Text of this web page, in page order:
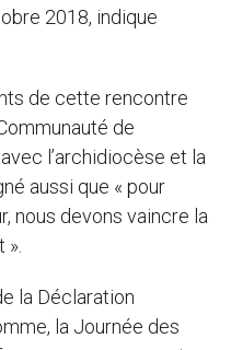
2018, indique
de cette rencontre
de
l’archidiocèse et la
aussi que « pour
nous devons vaincre la
la Déclaration
la Journée des